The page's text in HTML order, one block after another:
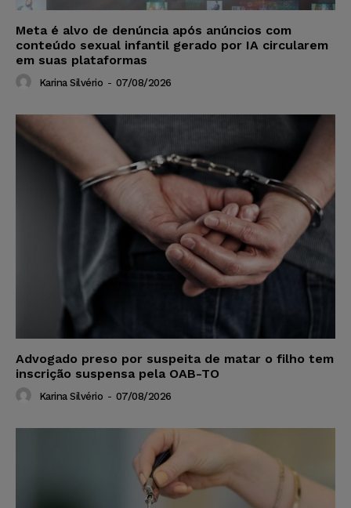
Meta é alvo de denúncia após anúncios com
conteúdo sexual infantil gerado por IA circularem
em suas plataformas
Karina Silvério - 07/08/2026
Advogado preso por suspeita de matar o filho tem
inscrição suspensa pela OAB-TO
Karina Silvério - 07/08/2026